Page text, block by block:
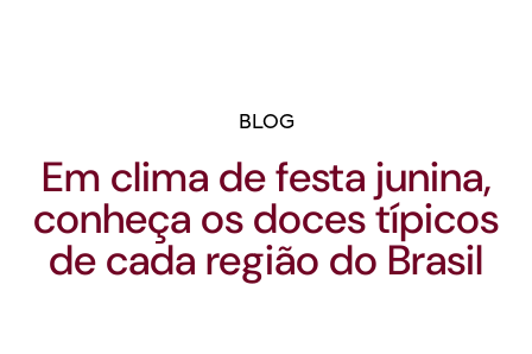
BLOG
Em clima de festa junina,
conheça os doces típicos
de cada região do Brasil